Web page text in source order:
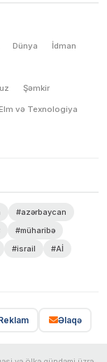
Dünya İdman
Şəmkir
və Texnologiya
#azərbaycan
#müharibə
#israil
#Aİ
Əlaqə